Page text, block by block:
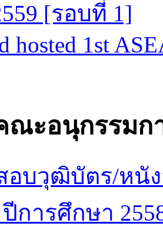
[รอบที่ 1]
hosted 1st
ณะอนุกรรมก
อบวุฒิบัตร/หนั
การศึกษา